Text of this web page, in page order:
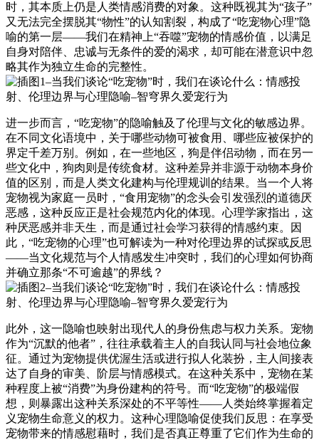
时，其本质上仍是人类情感消费的对象。这种既视其为“孩子”
又无法完全摆脱其“物性”的认知割裂，构成了“吃宠物心理”隐
喻的第一层——我们在精神上“吞噬”宠物的情感价值，以满足
自身对陪伴、忠诚与无条件的爱的渴求，却可能在潜意识中忽
略其作为独立生命的完整性。
进一步而言，“吃宠物”的隐喻触及了伦理与文化的敏感边界。
在不同文化语境中，关于哪些动物可被食用、哪些应被保护的
界定千差万别。例如，在一些地区，狗是伴侣动物，而在另一
些文化中，狗肉则是传统食材。这种差异并非源于动物本身价
值的区别，而是人类文化建构与伦理规训的结果。当一个人将
宠物视为家庭一员时，“食用宠物”的念头会引发强烈的道德厌
恶感，这种反应正是社会规范内化的体现。心理学家指出，这
种厌恶感并非天生，而是通过社会学习获得的情感约束。因
此，“吃宠物的心理”也可解读为一种对伦理边界的试探或反思
——当文化规范与个人情感发生冲突时，我们的心理如何协商
并确立那条“不可逾越”的界线？
此外，这一隐喻也映射出现代人的身份焦虑与权力关系。宠物
作为“沉默的他者”，往往承载着主人的自我认同与社会地位象
征。通过为宠物提供优渥生活或进行拟人化装扮，主人间接表
达了自身的审美、阶层与情感模式。在这种关系中，宠物在某
种程度上被“消费”为身份建构的符号。而“吃宠物”的极端假
想，则暴露出这种关系深处的不平等性——人类始终掌握着定
义宠物生命意义的权力。这种心理隐喻促使我们反思：在享受
宠物带来的情感慰藉时，我们是否真正尊重了它们作为生命的